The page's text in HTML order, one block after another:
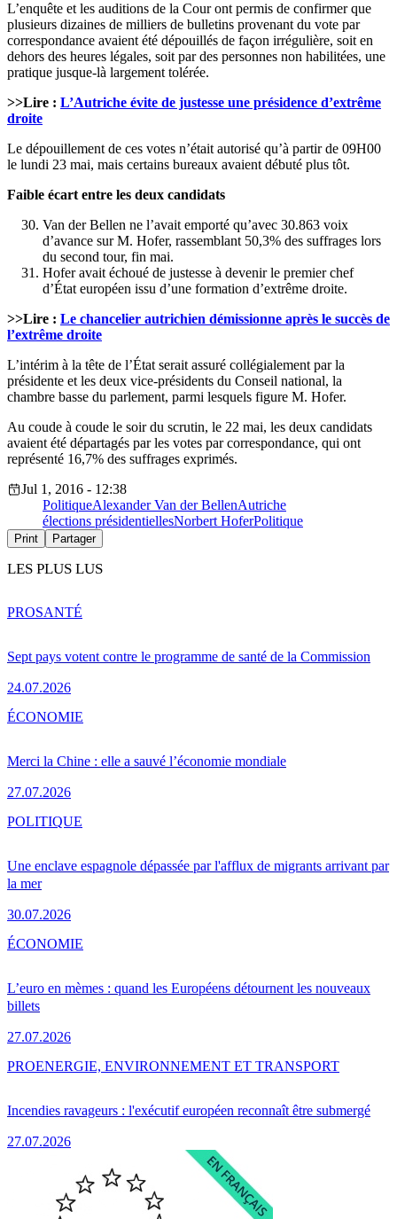
L’enquête et les auditions de la Cour ont permis de confirmer que
plusieurs dizaines de milliers de bulletins provenant du vote par
correspondance avaient été dépouillés de façon irrégulière, soit en
dehors des heures légales, soit par des personnes non habilitées, une
pratique jusque-là largement tolérée.
>>Lire : L’Autriche évite de justesse une présidence d’extrême
droite
Le dépouillement de ces votes n’était autorisé qu’à partir de 09H00
le lundi 23 mai, mais certains bureaux avaient débuté plus tôt.
Faible écart entre les deux candidats
Van der Bellen ne l’avait emporté qu’avec 30.863 voix
d’avance sur M. Hofer, rassemblant 50,3% des suffrages lors
du second tour, fin mai.
Hofer avait échoué de justesse à devenir le premier chef
d’État européen issu d’une formation d’extrême droite.
>>Lire : Le chancelier autrichien démissionne après le succès de
l’extrême droite
L’intérim à la tête de l’État serait assuré collégialement par la
présidente et les deux vice-présidents du Conseil national, la
chambre basse du parlement, parmi lesquels figure M. Hofer.
Au coude à coude le soir du scrutin, le 22 mai, les deux candidats
avaient été départagés par les votes par correspondance, qui ont
représenté 16,7% des suffrages exprimés.
Jul 1, 2016 - 12:38
PolitiqueAlexander Van der BellenAutriche
élections présidentiellesNorbert HoferPolitique
Print Partager
LES PLUS LUS
Sept pays votent contre le programme de santé de la Commission
24.07.2026
PROSANTÉ
Merci la Chine : elle a sauvé l’économie mondiale
27.07.2026
ÉCONOMIE
Une enclave espagnole dépassée par l'afflux de migrants arrivant par
la mer
30.07.2026
POLITIQUE
L’euro en mèmes : quand les Européens détournent les nouveaux
billets
27.07.2026
ÉCONOMIE
Incendies ravageurs : l'exécutif européen reconnaît être submergé
27.07.2026
PROENERGIE, ENVIRONNEMENT ET TRANSPORT